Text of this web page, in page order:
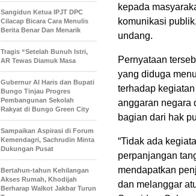
kepada
komunikasi
undang.
Pernyataan
yang diduga
terhadap
anggaran negara
bagian dari hak
“Tidak ada
perpanjangan
mendapatkan
dan melanggar
Sangidun Ketua IPJT DPC
Cilacap Bicara Cara Menulis
Berita Benar Dan Menarik
Tragis “Setelah Bunuh Istri,
AR Tewas Diamuk Masa
​Gubernur Al Haris dan Bupati
Bungo Tinjau Progres
Pembangunan Sekolah
Rakyat di Bungo Green City
Sampaikan Aspirasi di Forum
Kemendagri, Sachrudin Minta
Dukungan Pusat
Bertahun-tahun Kehilangan
Akses Rumah, Khodijah
Berharap Walkot Jakbar Turun